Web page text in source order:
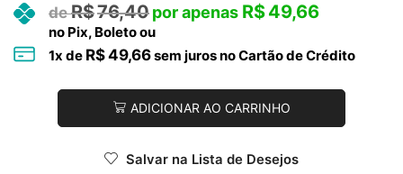
R$76,40 R$49,66
no Pix, Boleto ou
1x de R$49,66sem juros no Cartão de Crédito
ADICIONAR AO CARRINHO
Salvar na Lista de Desejos